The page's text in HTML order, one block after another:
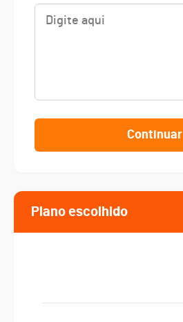
Continuar
Plano escolhido